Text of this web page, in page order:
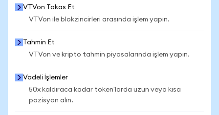
VTVon Takas Et
VTVon ile blokzincirleri arasında işlem yapın.
Tahmin Et
VTVon ve kripto tahmin piyasalarında işlem yapın.
Vadeli İşlemler
50x kaldıraca kadar token'larda uzun veya kısa
pozisyon alın.